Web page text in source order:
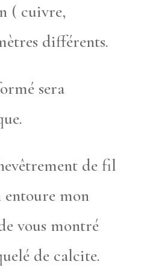
( cuivre,
différents.
sera
de fil
entoure mon
vous montré
de calcite.